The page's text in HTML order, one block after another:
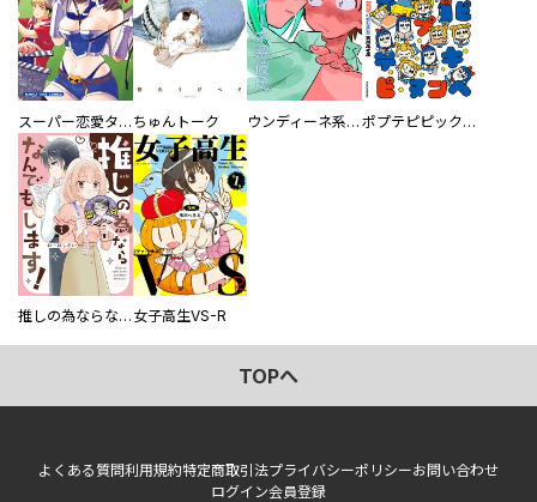
スーパー恋愛タイム！～現場でドＳな彼女は自宅でデレる～ ちゅんトーク ウンディーネ系彼氏 ポプテピピック SEASON EIGHT
推しの為ならなんでもします！ 女子高生VS-R
TOPへ
よくある質問利用規約特定商取引法プライバシーポリシーお問い合わせ
ログイン会員登録